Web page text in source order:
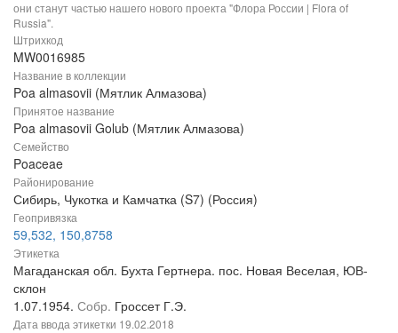
они станут частью нашего нового проекта "Флора России | Flora of
Russia".
Штрихкод
MW0016985
Название в коллекции
Poa almasovii (Мятлик Алмазова)
Принятое название
Poa almasovii Golub (Мятлик Алмазова)
Семейство
Poaceae
Районирование
Сибирь, Чукотка и Камчатка (S7) (Россия)
Геопривязка
59,532, 150,8758
Этикетка
Магаданская обл. Бухта Гертнера. пос. Новая Веселая, ЮВ-
склон
1.07.1954. Собр. Гроссет Г.Э.
Дата ввода этикетки 19.02.2018